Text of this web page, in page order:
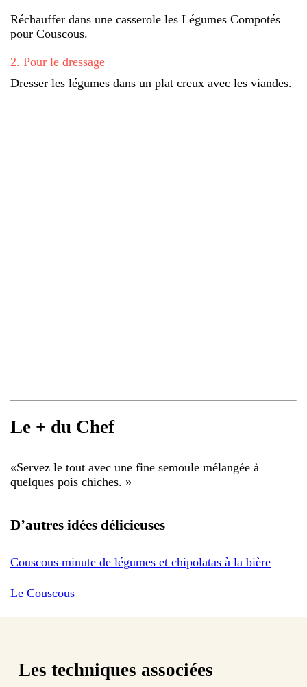
Réchauffer dans une casserole les Légumes Compotés
pour Couscous.
2. Pour le dressage
Dresser les légumes dans un plat creux avec les viandes.
Le + du Chef
«Servez le tout avec une fine semoule mélangée à
quelques pois chiches. »
D’autres idées délicieuses
Couscous minute de légumes et chipolatas à la bière
Le Couscous
Les techniques associées